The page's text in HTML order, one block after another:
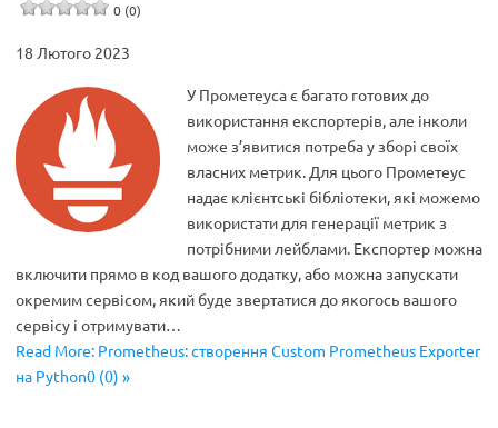
0 (0)
18 Лютого 2023
У Прометеуса є багато готових до
використання експортерів, але інколи
може з’явитися потреба у зборі своїх
власних метрик. Для цього Прометеус
надає клієнтські бібліотеки, які можемо
використати для генерації метрик з
потрібними лейблами. Експортер можна
включити прямо в код вашого додатку, або можна запускати
окремим сервісом, який буде звертатися до якогось вашого
сервісу і отримувати…
Read More: Prometheus: створення Custom Prometheus Exporter
на Python0 (0) »